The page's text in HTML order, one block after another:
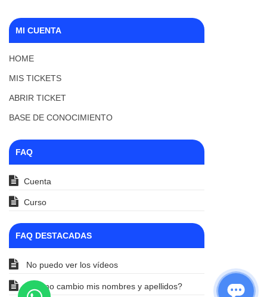
MI CUENTA
HOME
MIS TICKETS
ABRIR TICKET
BASE DE CONOCIMIENTO
FAQ
Cuenta
Curso
FAQ DESTACADAS
No puedo ver los vídeos
¿Cómo cambio mis nombres y apellidos?